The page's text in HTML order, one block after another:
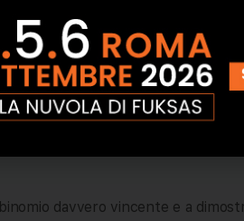
isolamento termico e di molta
un semplice tocco sul
che può essere facilitato con
trasparenti oscuranti.
davvero vincente e a